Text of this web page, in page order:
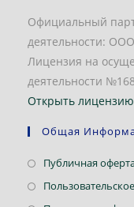
Официальный
деятельности:
Лицензия на
деятельности
Открыть лицензию
Общая
Публичная